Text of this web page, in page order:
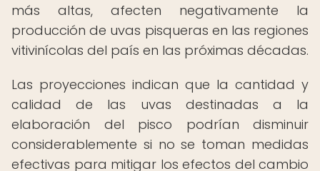
más altas, afecten negativamente la
producción de uvas pisqueras en las regiones
vitivinícolas del país en las próximas décadas.
Las proyecciones indican que la cantidad y
calidad de las uvas destinadas a la
elaboración del pisco podrían disminuir
considerablemente si no se toman medidas
efectivas para mitigar los efectos del cambio